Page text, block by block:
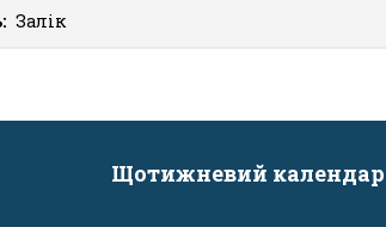
Залік
Щотижневий календар